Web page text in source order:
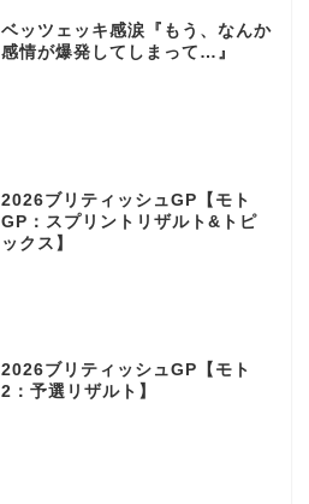
ベッツェッキ感涙『もう、なんか
感情が爆発してしまって…』
2026ブリティッシュGP【モト
GP：スプリントリザルト&トピ
ックス】
2026ブリティッシュGP【モト
2：予選リザルト】